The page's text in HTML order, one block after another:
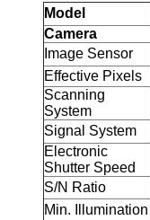
Model
Camera
Image Sensor
Effective Pixels
Scanning
System
Signal System
Electronic
Shutter Speed
S/N Ratio
Min. Illumination